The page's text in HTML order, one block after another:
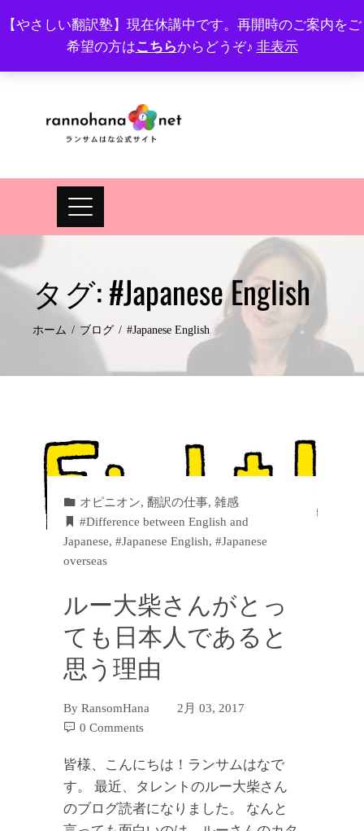
【やさしい翻訳塾】現在休講中です。再開時のご案内をご
希望の方はこちらからどうぞ♪ 非表示
プロフィール FAQ Site map JA EN
タグ:#Japanese English
ホーム ブログ #Japanese English
オピニオン,翻訳の仕事,雑感
#Difference between English and
Japanese,#Japanese English,#Japanese
overseas
ルー大柴さんがとっ
ても日本人であると
思う理由
ByRansomHana
2月 03, 2017
0 Comments
皆様、こんにちは！ランサムはなで
す。 最近、タレントのルー大柴さん
のブログ読者になりました。 なんと